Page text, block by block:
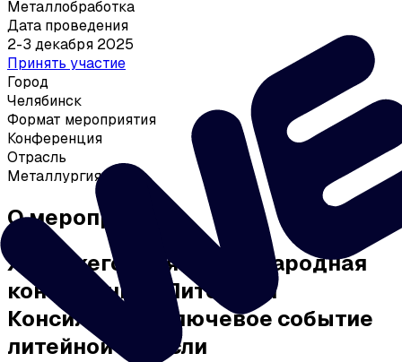
Металлобработка
Дата проведения
2-3 декабря 2025
Принять участие
Город
Челябинск
Формат мероприятия
Конференция
Отрасль
Металлургия
О мероприятии
XVII Ежегодная международная
конференция Литейный
Консилиум — ключевое событие
литейной отрасли